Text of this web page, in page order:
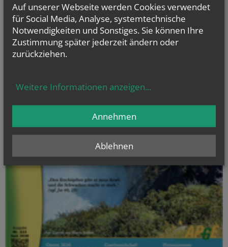
Auf unserer Webseite werden Cookies verwendet
für Social Media, Analyse, systemtechnische
Notwendigkeiten und Sonstiges. Sie können Ihre
Zustimmung später jederzeit ändern oder
zurückziehen.
Weitere Informationen anzeigen...
Ablehnen
Annehmen